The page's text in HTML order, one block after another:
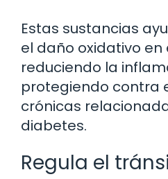
Estas sustancias
el daño oxidativo en
reduciendo la
protegiendo contra
crónicas
diabetes.
Regula el